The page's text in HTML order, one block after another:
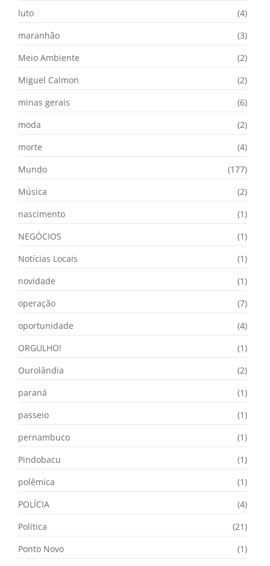
luto
(4)
maranhão
(3)
Meio Ambiente
(2)
Miguel Calmon
(2)
minas gerais
(6)
moda
(2)
morte
(4)
Mundo
(177)
Música
(2)
nascimento
(1)
NEGÓCIOS
(1)
Notícias Locais
(1)
novidade
(1)
operação
(7)
oportunidade
(4)
ORGULHO!
(1)
Ourolândia
(2)
paraná
(1)
passeio
(1)
pernambuco
(1)
Pindobacu
(1)
polêmica
(1)
POLÍCIA
(4)
Política
(21)
Ponto Novo
(1)